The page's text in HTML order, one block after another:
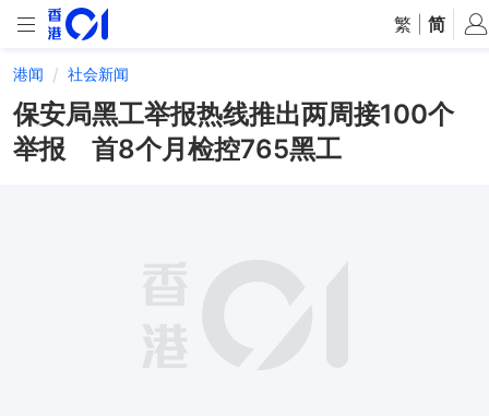
繁 简
港闻 社会新闻
保安局黑工举报热线推出两周接100个
举报 首8个月检控765黑工